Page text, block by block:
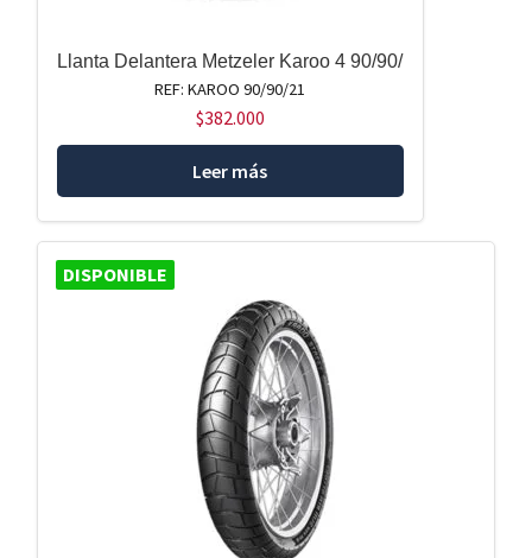
Llanta Delantera Metzeler Karoo 4 90/90/
REF: KAROO 90/90/21
$382.000
Leer más
DISPONIBLE